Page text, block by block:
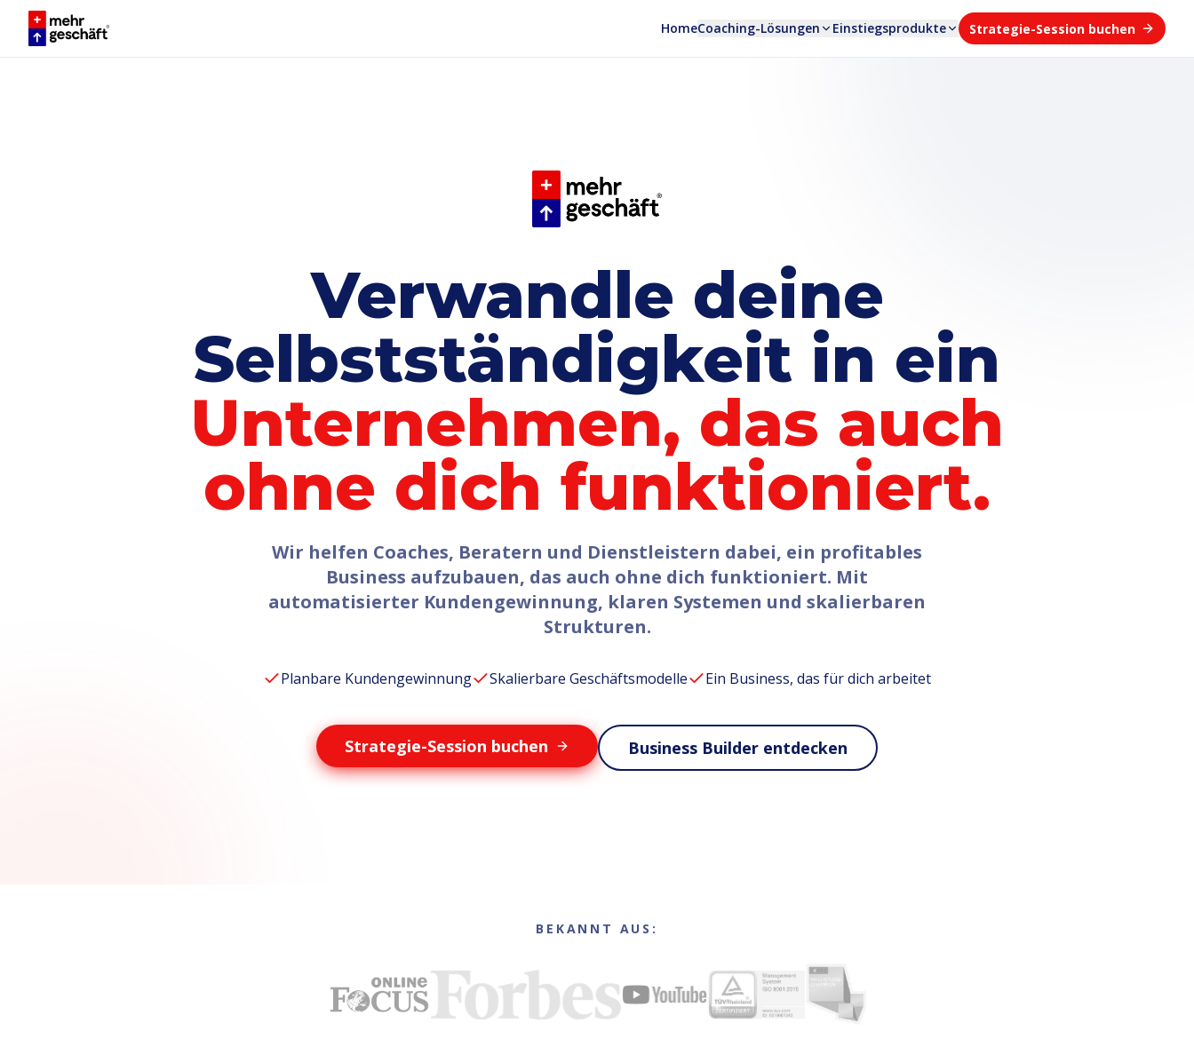
HomeCoaching-Lösungen Einstiegsprodukte Strategie-Session buchen
Verwandle deine
Selbstständigkeit in ein
Unternehmen, das auch
ohne dich funktioniert.
Wir helfen Coaches, Beratern und Dienstleistern dabei, ein profitables
Business aufzubauen, das auch ohne dich funktioniert. Mit
automatisierter Kundengewinnung, klaren Systemen und skalierbaren
Strukturen.
Planbare Kundengewinnung Skalierbare Geschäftsmodelle Ein Business, das für dich arbeitet
Strategie-Session buchen Business Builder entdecken
BEKANNT AUS: